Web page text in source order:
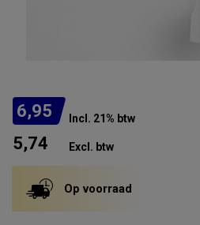
6,95 Incl. 21% btw
5,74 Excl. btw
Op voorraad